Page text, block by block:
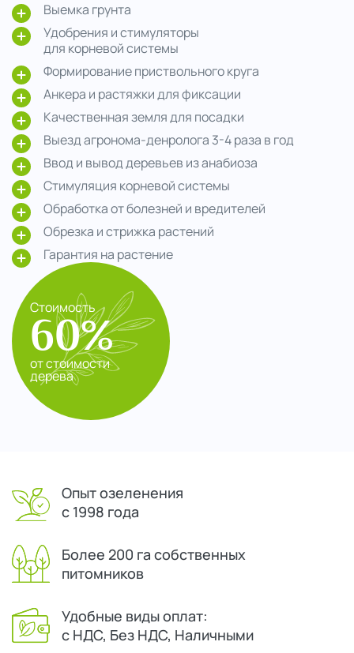
Выемка грунта
Удобрения и стимуляторы
для корневой системы
Формирование приствольного круга
Анкера и растяжки для фиксации
Качественная земля для посадки
Выезд агронома-денролога 3-4 раза в год
Ввод и вывод деревьев из анабиоза
Стимуляция корневой системы
Обработка от болезней и вредителей
Обрезка и стрижка растений
Гарантия на растение
Стоимость
60%
от стоимости
дерева
Опыт озеленения
с 1998 года
Более 200 га собственных
питомников
Удобные виды оплат:
с НДС, Без НДС, Наличными